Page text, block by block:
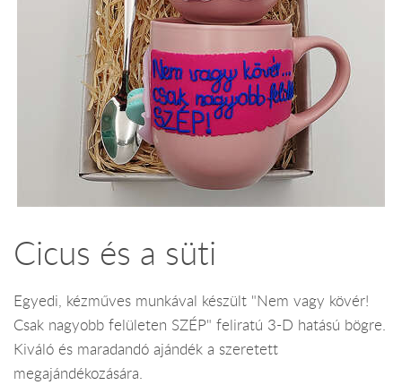
Cicus és a süti
Egyedi, kézműves munkával készült "Nem vagy kövér!
Csak nagyobb felületen SZÉP" feliratú 3-D hatású bögre.
Kiváló és maradandó ajándék a szeretett
megajándékozására.